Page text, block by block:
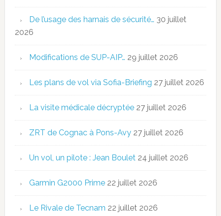
De l’usage des harnais de sécurité… 30 juillet
2026
Modifications de SUP-AIP… 29 juillet 2026
Les plans de vol via Sofia-Briefing 27 juillet 2026
La visite médicale décryptée 27 juillet 2026
ZRT de Cognac à Pons-Avy 27 juillet 2026
Un vol, un pilote : Jean Boulet 24 juillet 2026
Garmin G2000 Prime 22 juillet 2026
Le Rivale de Tecnam 22 juillet 2026